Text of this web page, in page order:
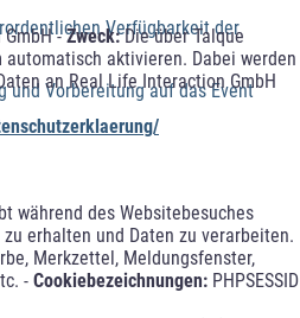
-Zweck:Die über Talque
aktivieren. Dabei werden
an Real Life Interaction GmbH
während des Websitebesuches
erhalten und Daten zu verarbeiten.
Merkzettel, Meldungsfenster,
- Cookiebezeichnungen: PHPSESSID
Verfügbarkeit der
und Vorbereitung auf das Event